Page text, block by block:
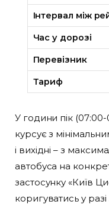
Інтервал між
Час у дорозі
Перевізник
Тариф
У години пік (07:00-
курсує з
і вихідні – з
автобуса на
застосунку «Київ
коригуватись у